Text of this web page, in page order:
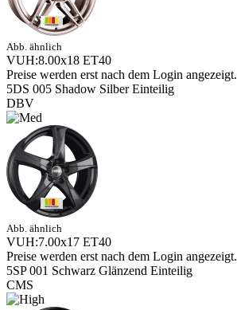
Abb. ähnlich
VUH:8.00x18 ET40
Preise werden erst nach dem Login angezeigt.
5DS 005 Shadow Silber Einteilig
DBV
Abb. ähnlich
VUH:7.00x17 ET40
Preise werden erst nach dem Login angezeigt.
5SP 001 Schwarz Glänzend Einteilig
CMS